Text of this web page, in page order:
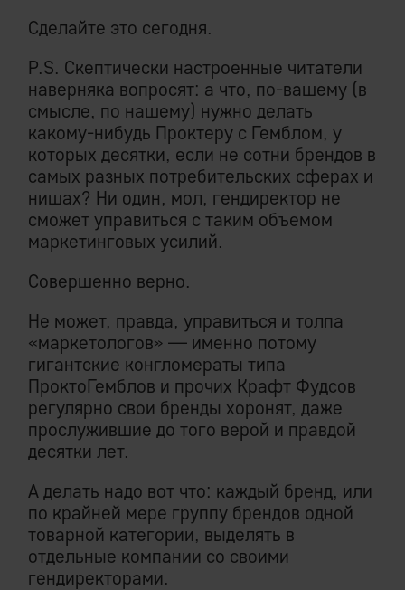
Сделайте это сегодня.
P.S. Скептически настроенные читатели
наверняка вопросят: а что, по-вашему (в
смысле, по нашему) нужно делать
какому-нибудь Проктеру с Гемблом, у
которых десятки, если не сотни брендов в
самых разных потребительских сферах и
нишах? Ни один, мол, гендиректор не
сможет управиться с таким объемом
маркетинговых усилий.
Совершенно верно.
Не может, правда, управиться и толпа
«маркетологов» — именно потому
гигантские конгломераты типа
ПроктоГемблов и прочих Крафт Фудсов
регулярно свои бренды хоронят, даже
прослужившие до того верой и правдой
десятки лет.
А делать надо вот что: каждый бренд, или
по крайней мере группу брендов одной
товарной категории, выделять в
отдельные компании со своими
гендиректорами.